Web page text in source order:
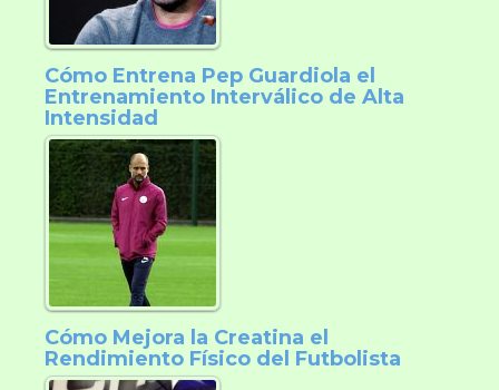
Cómo Entrena Pep Guardiola el
Entrenamiento Interválico de Alta
Intensidad
Cómo Mejora la Creatina el
Rendimiento Físico del Futbolista